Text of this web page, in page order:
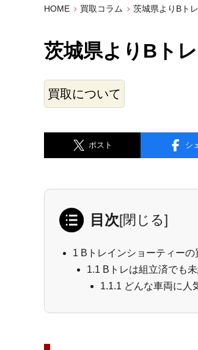
HOME 買取コラム 茨城県よりBト
茨城県よりBト
買取について
ポスト シ
目次[閉じる]
1 Bトレインショーティーの
1.1 Bトレは組立済でも
1.1.1 どんな車両に人